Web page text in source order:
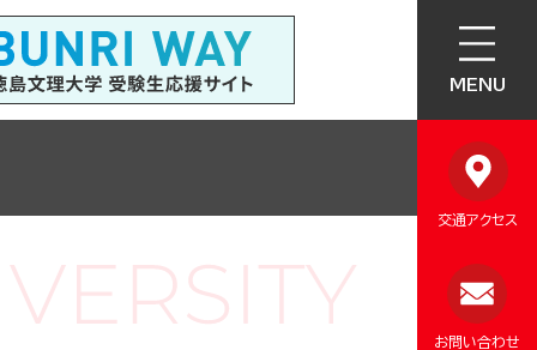
MENU
交通アクセス
お問い合わせ